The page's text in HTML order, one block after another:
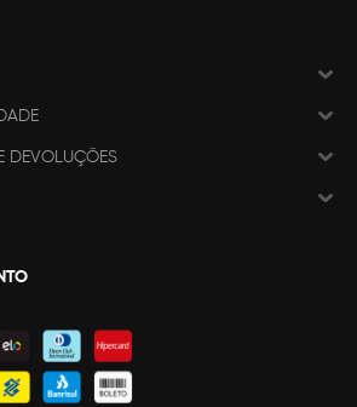
DEVOLUÇÕES